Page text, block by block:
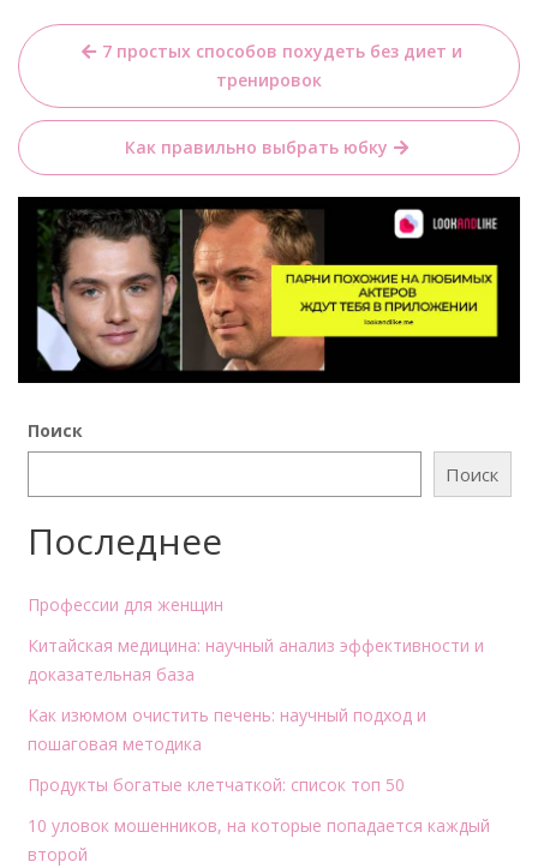
Навигация
по
записям
7 простых способов похудеть без диет и
тренировок
Как правильно выбрать юбку
Поиск
Поиск
Последнее
Профессии для женщин
Китайская медицина: научный анализ эффективности и
доказательная база
Как изюмом очистить печень: научный подход и
пошаговая методика
Продукты богатые клетчаткой: список топ 50
10 уловок мошенников, на которые попадается каждый
второй